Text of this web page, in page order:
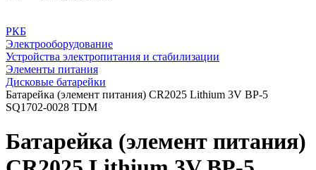
РКБ
Электрооборудование
Устройства электропитания и стабилизации
Элементы питания
Дисковые батарейки
Батарейка (элемент питания) CR2025 Lithium 3V BP-5
SQ1702-0028 TDM
Батарейка (элемент питания)